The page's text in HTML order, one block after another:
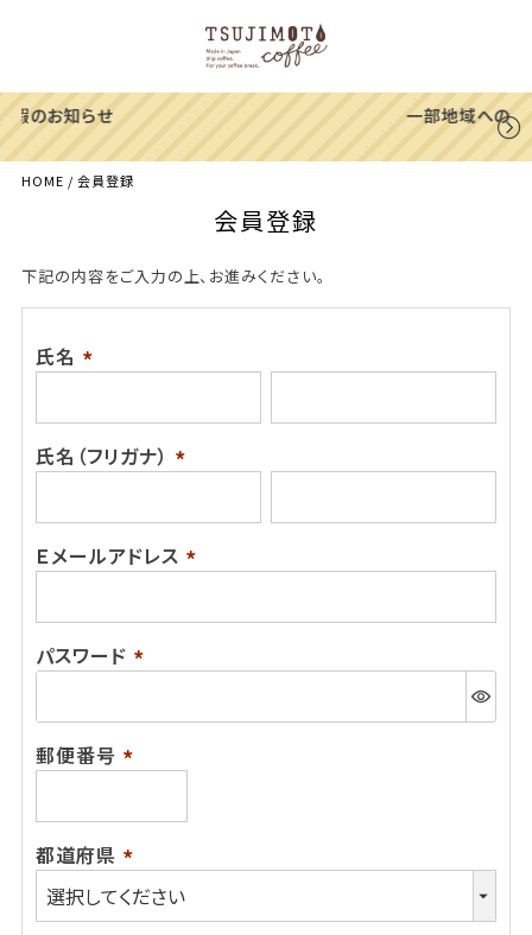
一部地域への配送遅延のご案内
HOME 会員登録
会員登録
下記の内容をご入力の上、お進みください。
氏名
須)
氏名（フリガナ）
須)
Ｅメールアドレス
須)
パスワード
須)
郵便番号
須)
都道府県
(必
須)